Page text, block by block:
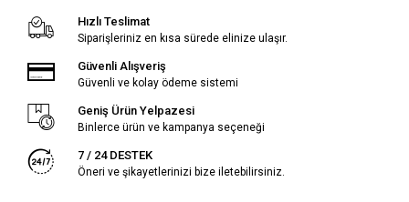
Hızlı Teslimat
Siparişleriniz en kısa sürede elinize ulaşır.
Güvenli Alışveriş
Güvenli ve kolay ödeme sistemi
Geniş Ürün Yelpazesi
Binlerce ürün ve kampanya seçeneği
7 / 24 DESTEK
Öneri ve şikayetlerinizi bize iletebilirsiniz.